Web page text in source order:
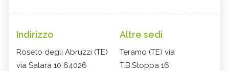
Indirizzo
Roseto degli Abruzzi (TE)
via Salara 10 64026
Altre sedi
Teramo (TE) via
T.B.Stoppa 16